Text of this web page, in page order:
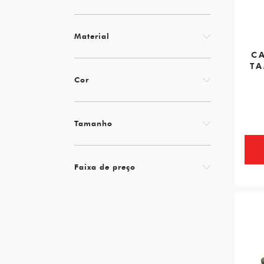
Material
Cor
Tamanho
Faixa de preço